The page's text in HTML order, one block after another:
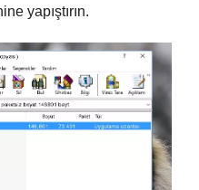
yapıştırın.